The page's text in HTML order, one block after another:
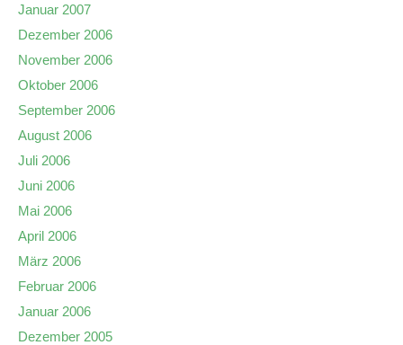
Januar 2007
Dezember 2006
November 2006
Oktober 2006
September 2006
August 2006
Juli 2006
Juni 2006
Mai 2006
April 2006
März 2006
Februar 2006
Januar 2006
Dezember 2005